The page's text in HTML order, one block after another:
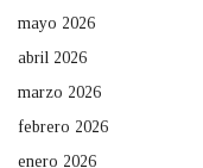
mayo 2026
abril 2026
marzo 2026
febrero 2026
enero 2026